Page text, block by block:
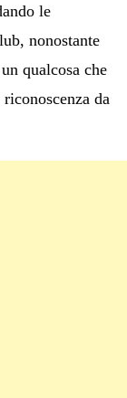
le
nonostante
qualcosa che
da